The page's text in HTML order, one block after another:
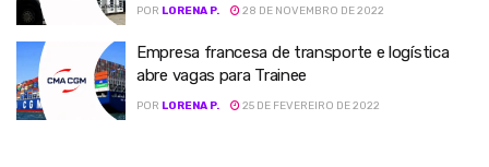
POR LORENA P. 28 DE NOVEMBRO DE 2022
Empresa francesa de transporte e logística
abre vagas para Trainee
POR LORENA P. 25 DE FEVEREIRO DE 2022